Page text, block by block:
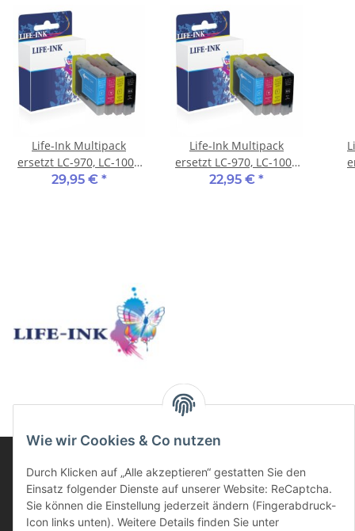
Life-Ink Multipack
ersetzt LC-970, LC-1000
für Brother Drucker 4
29,95 € *
Life-Ink Multipack
ersetzt LC-970, LC-1000
für Brother Drucker 4
22,95 € *
Informationen
Wie wir Cookies & Co nutzen
Durch Klicken auf „Alle akzeptieren“ gestatten Sie den
Einsatz folgender Dienste auf unserer Website: ReCaptcha.
Sie können die Einstellung jederzeit ändern (Fingerabdruck-
Icon links unten). Weitere Details finden Sie unter